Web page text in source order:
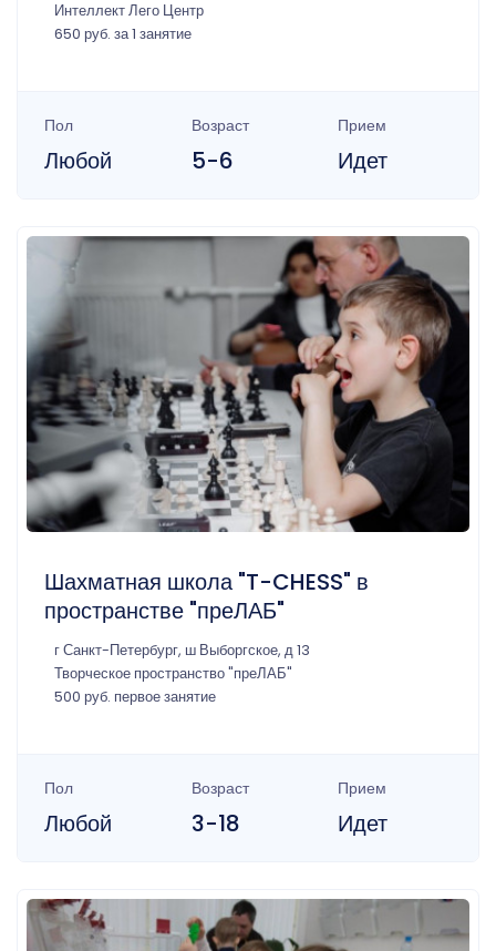
Интеллект Лего Центр
650 руб. за 1 занятие
Пол
Любой
Возраст
5-6
Прием
Идет
Шахматная школа "T-CHESS" в
пространстве "преЛАБ"
г Санкт-Петербург, ш Выборгское, д 13
Творческое пространство "преЛАБ"
500 руб. первое занятие
Пол
Любой
Возраст
3-18
Прием
Идет